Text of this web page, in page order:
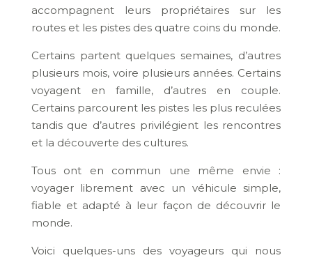
accompagnent leurs propriétaires sur les
routes et les pistes des quatre coins du monde.
Certains partent quelques semaines, d’autres
plusieurs mois, voire plusieurs années. Certains
voyagent en famille, d’autres en couple.
Certains parcourent les pistes les plus reculées
tandis que d’autres privilégient les rencontres
et la découverte des cultures.
Tous ont en commun une même envie :
voyager librement avec un véhicule simple,
fiable et adapté à leur façon de découvrir le
monde.
Voici quelques-uns des voyageurs qui nous